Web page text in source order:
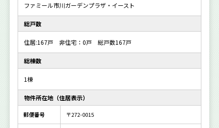
ファミール市川ガーデンプラザ・イースト
総戸数
住居:167戸 非住宅：0戸 総戸数167戸
総棟数
1棟
物件所在地（住居表示）
郵便番号 〒272-0015